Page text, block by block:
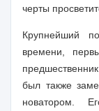
черты
Крупнейший
времени,
был также
новатором.